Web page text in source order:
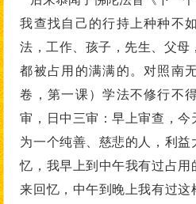
我查找自己的行持上种种不
法，工作、孩子，先生、父母
都被占用的满满的。对照南
卷，第一课）学法不修行不
审，日中三审：早上审查，
为一个纯善、慈悲的人，利益
忆，我早上到中午我有过占
来回忆，中午到晚上我有过